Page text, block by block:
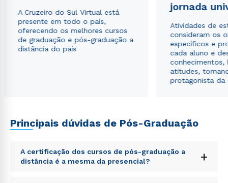
A Cruzeiro do Sul Virtual está
presente em todo o país,
oferecendo os melhores cursos
de graduação e pós-graduação a
distância do país
jornada
Atividades de
consideram os
específicos e
cada aluno e
conhecimentos,
atitudes,
protagonista da
Principais dúvidas de Pós-Graduação
A certificação dos cursos de pós-graduação a
distância é a mesma da presencial?
+